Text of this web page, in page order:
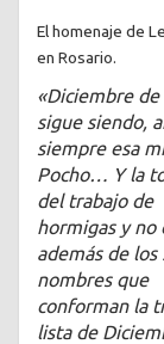
El homenaje de
en Rosario.
«Diciembre de
sigue siendo,
siempre esa
Pocho… Y la
del trabajo de
hormigas y no
además de los
nombres que
conforman la
lista de